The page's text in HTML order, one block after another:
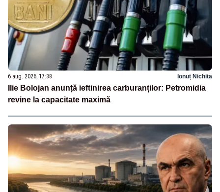
6 aug. 2026, 17:38 Ionuț Nichita
Ilie Bolojan anunță ieftinirea carburanților: Petromidia
revine la capacitate maximă